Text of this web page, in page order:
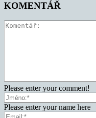
KOMENTÁŘ
Please enter your comment!
Please enter your name here